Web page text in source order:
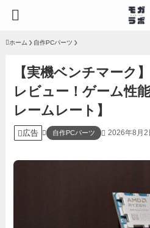
ホーム 自作PCパーツ
【実機ベンチマーク
レビュー！ゲーム性
レームレート】
広告 自作PCパーツ 2026年8月2